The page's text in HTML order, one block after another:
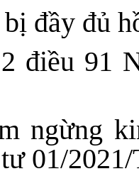
đầy đủ
điều 91
ngừng
01/